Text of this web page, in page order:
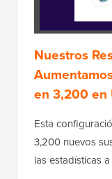
Nuestros
en 3,200 en
Esta
3,200 nuevos
las estadísticas